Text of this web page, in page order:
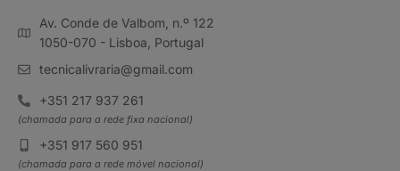
Av. Conde de Valbom, n.º 122
1050-070 - Lisboa, Portugal
tecnicalivraria@gmail.com
+351 217 937 261
(chamada para a rede fixa nacional)
+351 917 560 951
(chamada para a rede móvel nacional)